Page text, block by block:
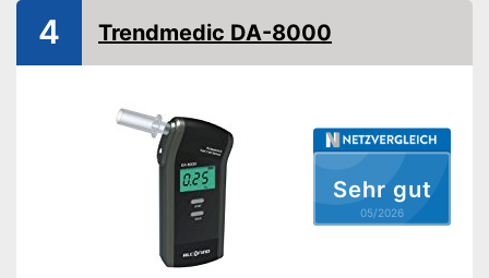
Batterien erforderlich
Amazon Lieferzeit
siehe Anbieter
Sehr gut
05/2026
4 Trendmedic DA-8000